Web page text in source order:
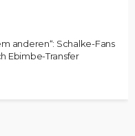
anderen“: Schalke-Fans
Ebimbe-Transfer